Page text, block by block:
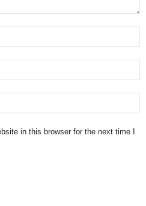
in this browser for the next time I